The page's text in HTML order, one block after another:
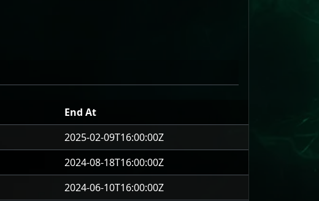
End At
2025-02-09T16:00:00Z
2024-08-18T16:00:00Z
2024-06-10T16:00:00Z